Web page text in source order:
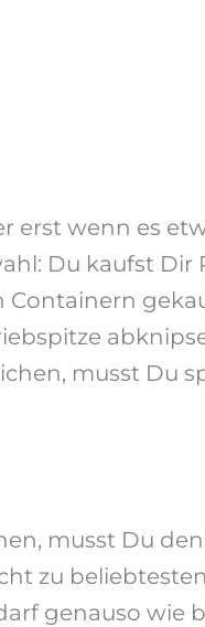
erst wenn es
Du kaufst
Containern
musst Du
musst Du
zu
genauso wie